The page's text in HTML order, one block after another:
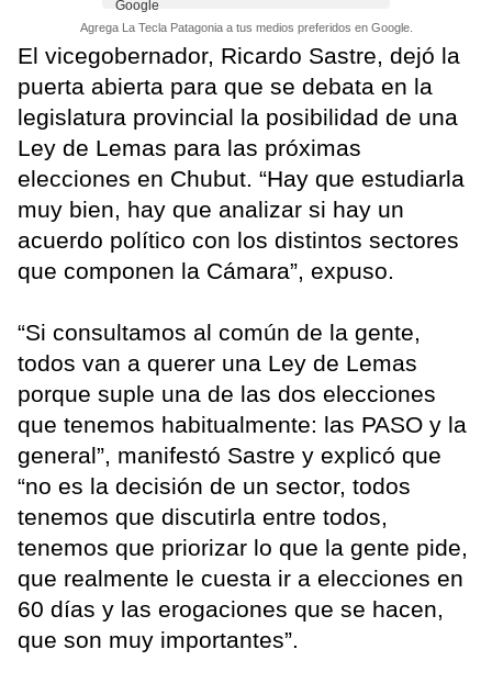
Agrega La Tecla Patagonia a tus medios preferidos en Google.
El vicegobernador, Ricardo Sastre, dejó la
puerta abierta para que se debata en la
legislatura provincial la posibilidad de una
Ley de Lemas para las próximas
elecciones en Chubut. “Hay que estudiarla
muy bien, hay que analizar si hay un
acuerdo político con los distintos sectores
que componen la Cámara”, expuso.
“Si consultamos al común de la gente,
todos van a querer una Ley de Lemas
porque suple una de las dos elecciones
que tenemos habitualmente: las PASO y la
general”, manifestó Sastre y explicó que
“no es la decisión de un sector, todos
tenemos que discutirla entre todos,
tenemos que priorizar lo que la gente pide,
que realmente le cuesta ir a elecciones en
60 días y las erogaciones que se hacen,
que son muy importantes”.